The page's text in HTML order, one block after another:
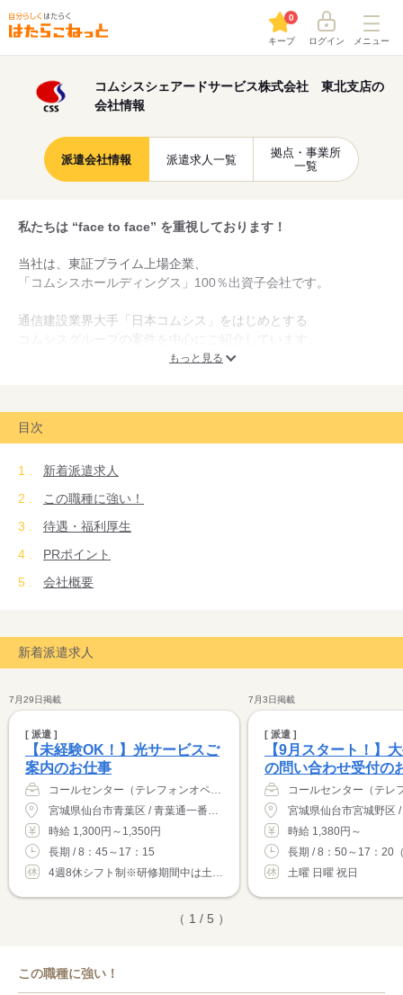
キープ
0
ログイン メニュー
コムシスシェアードサービス株式会社 東北支店の
会社情報
派遣会社情報 派遣求人一覧
拠点・事業所
一覧
私たちは “face to face” を重視しております！
当社は、東証プライム上場企業、
「コムシスホールディングス」100％出資子会社です。
通信建設業界大手「日本コムシス」をはじめとする
コムシスグループの案件を中心にご紹介しています。
要望や相談の内容によっては、
派遣先とグループならではの強い信頼関係を活かして
いります。
また、派遣先を熟知していますので、
ミスマッチが起こりにくいのも特徴です。
おかげさまで“働きやすい”とご評価いただき、
もっと見る
目次
新着派遣求人
この職種に強い！
待遇・福利厚生
PRポイント
会社概要
新着派遣求人
7月29日掲載
[ 派遣 ]
【未経験OK！】光サービスご
案内のお仕事
コールセンター（テレフォンオペレーター）
宮城県仙台市青葉区 / 青葉通一番町駅（徒歩5分）
時給 1,300円～1,350円
長期 / 8：45～17：15
4週8休シフト制※研修期間中は土日祝お休み...
7月3日掲載
[ 派遣 ]
【9月スタート！】
の問い合わせ受付の
時給 1,380円～
長期 / 8：50～17：20
土曜 日曜 祝日
（ 1 / 5 ）
この職種に強い！